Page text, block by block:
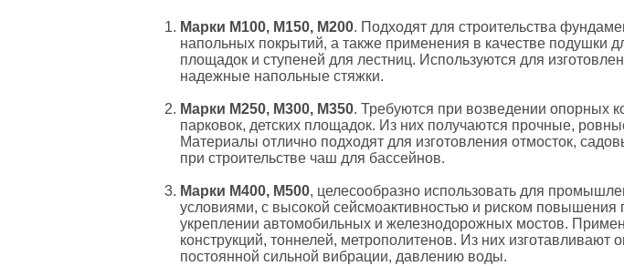
Марки М100, М150, М200. Подходят для строительства
напольных покрытий, а также применения в качестве подушки
площадок и ступеней для лестниц. Используются для
надежные напольные стяжки.
Марки М250, М300, М350. Требуются при возведении опорных
парковок, детских площадок. Из них получаются прочные,
Материалы отлично подходят для изготовления отмосток,
при строительстве чаш для бассейнов.
Марки М400, М500, целесообразно использовать для
условиями, с высокой сейсмоактивностью и риском повышения
укреплении автомобильных и железнодорожных мостов.
конструкций, тоннелей, метрополитенов. Из них
постоянной сильной вибрации, давлению воды.